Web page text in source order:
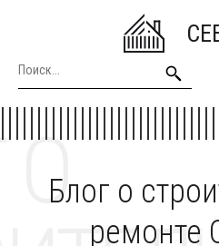
Блог о
ремонте
О